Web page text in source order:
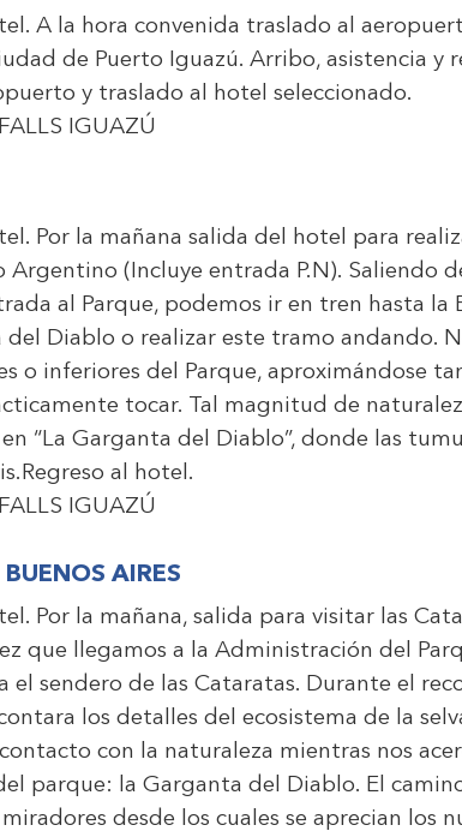
A la hora convenida traslado al
de Puerto Iguazú. Arribo, asistencia y
y traslado al hotel seleccionado.
IGUAZÚ
Por la mañana salida del hotel para
Argentino (Incluye entrada P.N). Saliendo
al Parque, podemos ir en tren hasta la
del Diablo o realizar este tramo andando.
o inferiores del Parque, aproximándose
tocar. Tal magnitud de
“La Garganta del Diablo”, donde las
al hotel.
IGUAZÚ
AIRES
Por la mañana, salida para visitar las
que llegamos a la Administración del
el sendero de las Cataratas. Durante el
los detalles del ecosistema de la
con la naturaleza mientras nos
parque: la Garganta del Diablo. El
desde los cuales se aprecian los